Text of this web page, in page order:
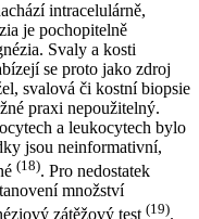
intracelulárně,
je pochopitelně
Svaly a kosti
se proto jako zdroj
svalová či kostní biopsie
praxi nepoužitelný.
a leukocytech bylo
jsou neinformativní,
(18). Pro nedostatek
množství
zátěžový test (19).